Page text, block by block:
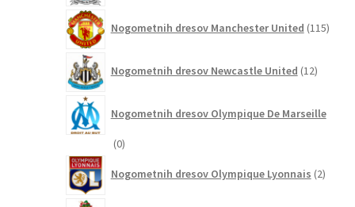
Nogometnih dresov Manchester United 115
Nogometnih dresov Newcastle United 12izdelkov
Nogometnih dresov Olympique De Marseille
00
Nogometnih dresov Olympique Lyonnais 2izdelka